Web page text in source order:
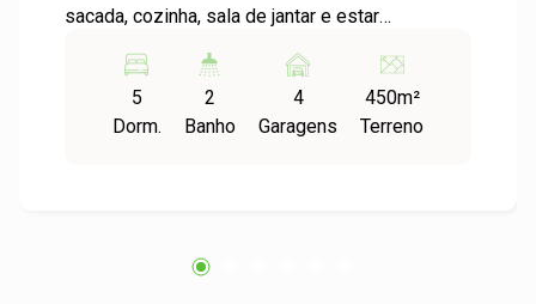
sacada, cozinha, sala de jantar e estar
ambientes, área de serviço, gabinete com
entrada independente, espaço gourmet, sótão
amplo com possibilidade der transformado em
gera em torno de 700kw de autonomia elétrica.
5
Dorm.
2
Banho
4
Garagens
450m²
Terreno